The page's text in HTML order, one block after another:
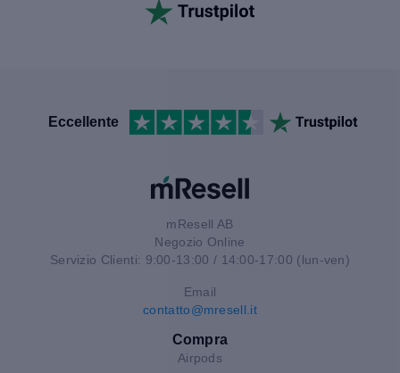
Eccellente
mResell AB
Negozio Online
Servizio Clienti: 9:00-13:00 / 14:00-17:00 (lun-ven)
Email
contatto@mresell.it
Compra
Airpods